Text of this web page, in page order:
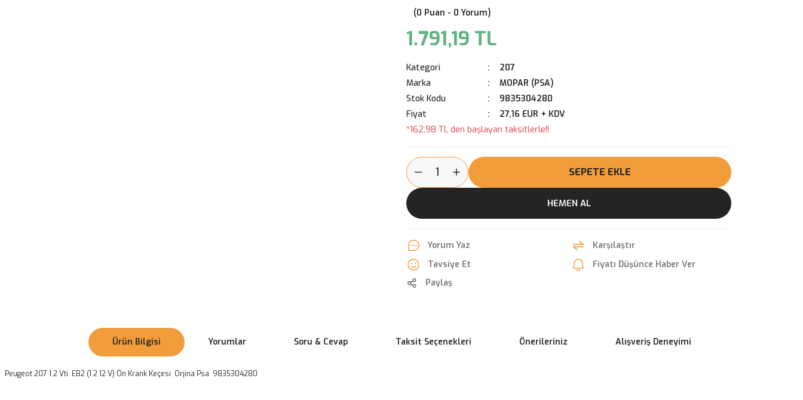
(0 Puan - 0 Yorum)
1.791,19 TL
Kategori
207
Marka
MOPAR (PSA)
Stok Kodu
9835304280
Fiyat
27,16 EUR + KDV
*162,98 TL den başlayan taksitlerle!!
SEPETE EKLE
HEMEN AL
Yorum Yaz
Karşılaştır
Tavsiye Et
Fiyatı Düşünce Haber Ver
Paylaş
Ürün Bilgisi Yorumlar Soru & Cevap Taksit Seçenekleri Önerileriniz Alışveriş Deneyimi
Peugeot 207 1.2 Vti EB2 (1.2 12 V) Ön Krank Keçesi Orjina Psa 9835304280